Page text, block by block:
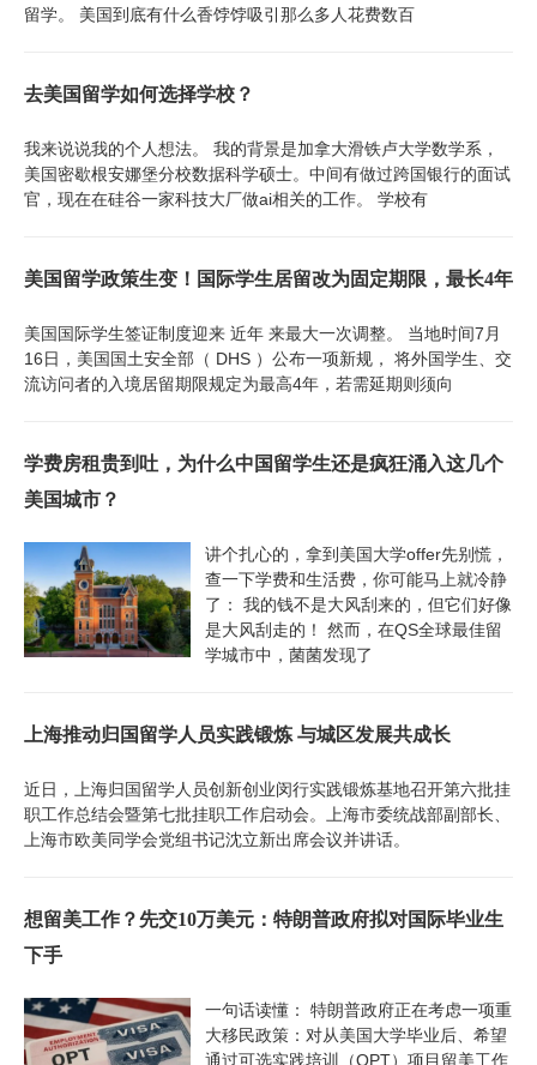
留学。 美国到底有什么香饽饽吸引那么多人花费数百
去美国留学如何选择学校？
我来说说我的个人想法。 我的背景是加拿大滑铁卢大学数学系，
美国密歇根安娜堡分校数据科学硕士。中间有做过跨国银行的面试
官，现在在硅谷一家科技大厂做ai相关的工作。 学校有
美国留学政策生变！国际学生居留改为固定期限，最长4年
美国国际学生签证制度迎来 近年 来最大一次调整。 当地时间7月
16日，美国国土安全部（ DHS ）公布一项新规， 将外国学生、交
流访问者的入境居留期限规定为最高4年，若需延期则须向
学费房租贵到吐，为什么中国留学生还是疯狂涌入这几个
美国城市？
讲个扎心的，拿到美国大学offer先别慌，
查一下学费和生活费，你可能马上就冷静
了： 我的钱不是大风刮来的，但它们好像
是大风刮走的！ 然而，在QS全球最佳留
学城市中，菌菌发现了
上海推动归国留学人员实践锻炼 与城区发展共成长
近日，上海归国留学人员创新创业闵行实践锻炼基地召开第六批挂
职工作总结会暨第七批挂职工作启动会。上海市委统战部副部长、
上海市欧美同学会党组书记沈立新出席会议并讲话。
想留美工作？先交10万美元：特朗普政府拟对国际毕业生
下手
一句话读懂： 特朗普政府正在考虑一项重
大移民政策：对从美国大学毕业后、希望
通过可选实践培训（OPT）项目留美工作